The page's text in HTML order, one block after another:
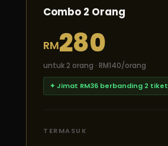
Combo 2 Orang
RM280
untuk 2 orang · RM140/orang
✦ Jimat RM36 berbanding 2 tiket
TERMASUK